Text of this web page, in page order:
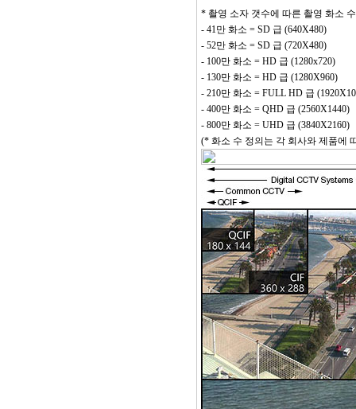
* 촬영 소자 갯수에 따른 촬영 화소
- 41만 화소 = SD 급 (640X480)
- 52만 화소 = SD 급 (720X480)
- 100만 화소 = HD 급 (1280x720)
- 130만 화소 = HD 급 (1280X960)
- 210만 화소 = FULL HD 급
- 400만 화소 = QHD 급 (2560X1440)
- 800만 화소 = UHD 급 (3840X2160)
(* 화소 수 정의는 각 회사와 제품에